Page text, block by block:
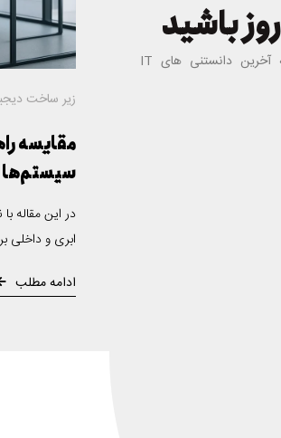
باشید
در مجله اینترنتی هینزا می‌توانید به آخرین دانستنی های IT
زیر ساخت
مقایسه
سیستم‌ها
در این مقاله
ابری و داخلی
ادامه مطلب